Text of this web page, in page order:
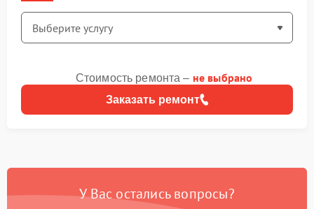
Заказать ремонт
Стоимость ремонта – не выбрано
У Вас остались вопросы?